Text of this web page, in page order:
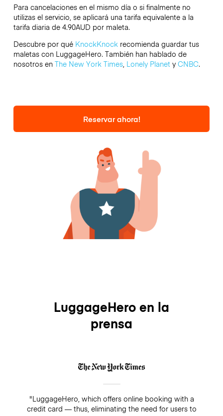
Para cancelaciones en el mismo día o si finalmente no
utilizas el servicio, se aplicará una tarifa equivalente a la
tarifa diaria de 4.90AUD por maleta.
Descubre por qué KnockKnockrecomienda guardar tus
maletas con LuggageHero. También han hablado de
nosotros en The New York Times, Lonely Planety CNBC.
Reservar ahora!
LuggageHero en la
prensa
"LuggageHero, which offers online booking with a
credit card — thus, eliminating the need for users to